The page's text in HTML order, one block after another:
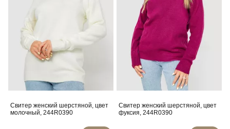
Свитер женский шерстяной, цвет
молочный, 244R0390
Свитер женский шерстяной, цвет
фуксия, 244R0390